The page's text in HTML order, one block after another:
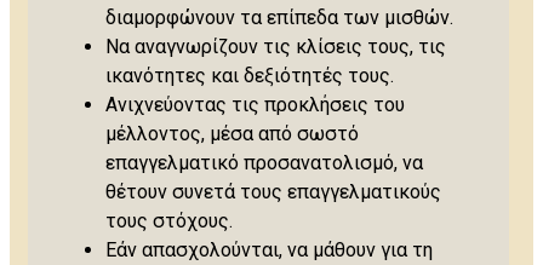
διαμορφώνουν τα επίπεδα των μισθών.
Να αναγνωρίζουν τις κλίσεις τους, τις
ικανότητες και δεξιότητές τους.
Ανιχνεύοντας τις προκλήσεις του
μέλλοντος, μέσα από σωστό
επαγγελματικό προσανατολισμό, να
θέτουν συνετά τους επαγγελματικούς
τους στόχους.
Εάν απασχολούνται, να μάθουν για τη